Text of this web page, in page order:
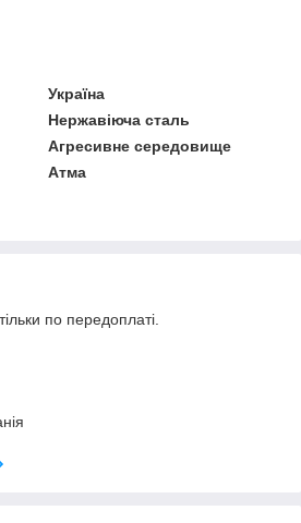
Україна
Нержавіюча сталь
Агресивне середовище
Атма
по передоплаті.